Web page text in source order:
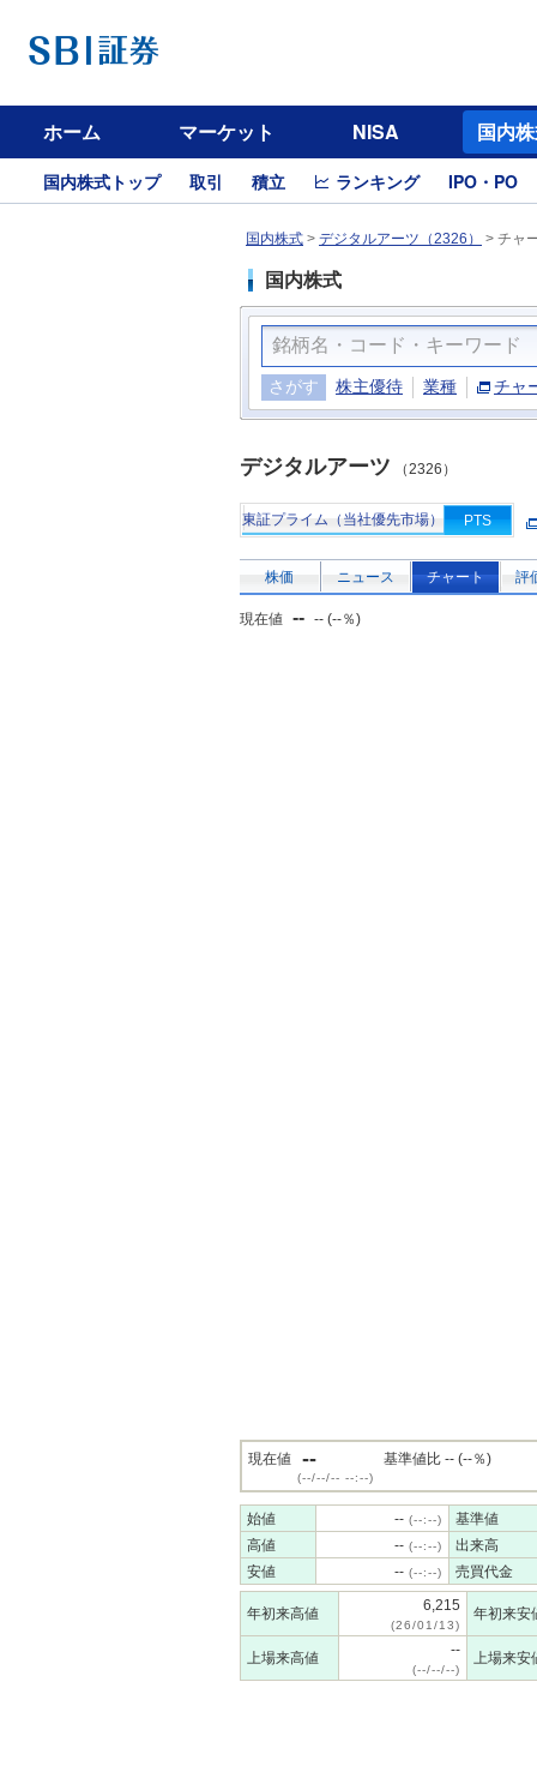
ホーム マーケット NISA 国内
国内株式トップ 取引 積立 ランキング IPO・PO
国内株式 > デジタルアーツ（2326） > チャ
国内株式
さがす 株主優待 業種 チャ
デジタルアーツ （2326）
東証プライム（当社優先市場） PTS
株価 ニュース チャート 評
現在値 -- -- (--％)
現在値 --
(--/--/-- --:--)
基準値比 -- (--％)
始値 -- (--:--)
基準値
高値
-- (--:--)
出来高
安値
-- (--:--) 売買代金
年初来高値 6,215
(26/01/13)
年初来安
上場来高値 --
(--/--/--)
上場来安